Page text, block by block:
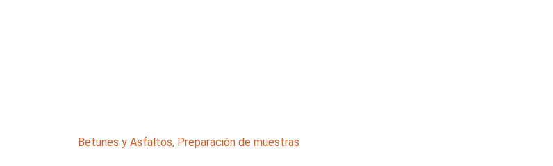
Betunes y Asfaltos, Preparación de muestras